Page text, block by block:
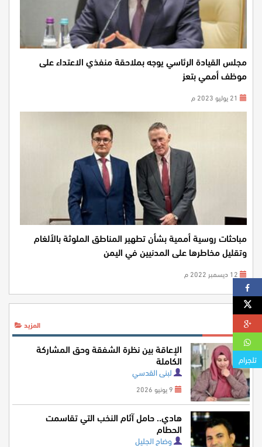
مجلس القيادة الرئاسي يوجه بملاحقة منفذي الاعتداء على
موظف أممي بتعز
مباحثات روسية أممية بشأن تطهير المناطق الملوثة بالألغام
وتقليل مخاطرها على المدنيين في اليمن
آراء المزيد
الإعاقة بين نظرة الشفقة وحق المشاركة
الكاملة
لبنى القدسي
هادي.. حامل آثام النخب التي تقاسمت
الحطام
وضاح الجليل
تلجرام